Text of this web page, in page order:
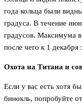
года кольца были
градуса. В течение
градусов. Максимума в
после чего к 1
Охота на Титана и
Если у вас есть хотя
бинокль, попробуйте